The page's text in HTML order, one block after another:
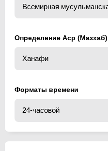
Определение Аср (Мазхаб)
Форматы времени